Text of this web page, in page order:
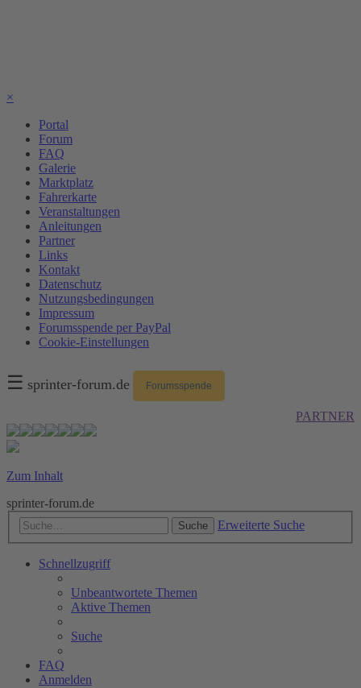
×
Portal
Forum
FAQ
Galerie
Marktplatz
Fahrerkarte
Veranstaltungen
Anleitungen
Partner
Links
Kontakt
Datenschutz
Nutzungsbedingungen
Impressum
Forumsspende per PayPal
Cookie-Einstellungen
☰ sprinter-forum.de Forumsspende
PARTNER
Zum Inhalt
sprinter-forum.de
Suche Erweiterte Suche
Schnellzugriff
Unbeantwortete Themen
Aktive Themen
Suche
FAQ
Anmelden